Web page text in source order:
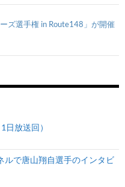
ズ選手権 in Route148」が開催
放送回）
ルで唐山翔自選手のインタビ